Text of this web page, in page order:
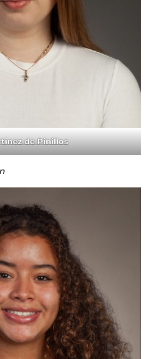
de Pinillos